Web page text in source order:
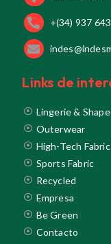
+(34) 937
Links de
Lingerie & Shape
Outerwear
High-Tech
Sports Fabric
Recycled
Empresa
Be Green
Contacto